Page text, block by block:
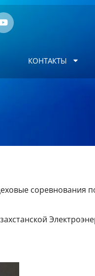
КОНТАКТЫ
соревнования